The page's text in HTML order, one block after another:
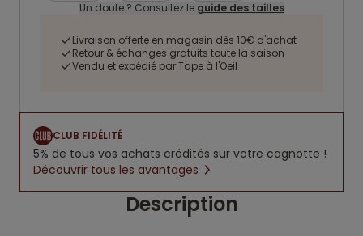
Un doute ? Consultez le guide des tailles
Livraison offerte en magasin dès 10€ d'achat
Retour & échanges gratuits toute la saison
Vendu et expédié par Tape à l'Oeil
CLUB FIDÉLITÉ
5% de tous vos achats crédités sur votre cagnotte !
Découvrir tous les avantages
Description